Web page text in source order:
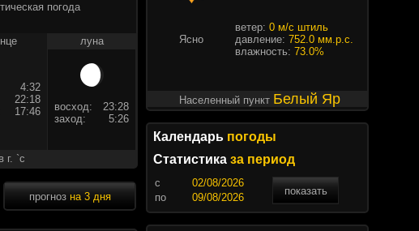
погода
луна
4:32
22:18
17:46 восход:
23:28
заход:
5:26
г. `c
прогноз на 3 дня
Ясно
ветер: 0 м/с штиль
давление: 752.0 мм.р.с.
влажность: 73.0%
Населенный пункт Белый Яр
Календарь погоды
Статистика за период
c
показать
по